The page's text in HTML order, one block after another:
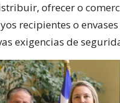
ofrecer o
recipientes o
exigencias de